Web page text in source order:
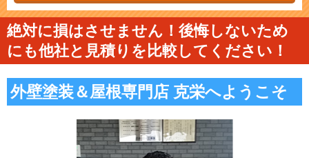
絶対に損はさせません！後悔しないため
にも他社と見積りを比較してください！
外壁塗装＆屋根専門店 克栄へようこそ